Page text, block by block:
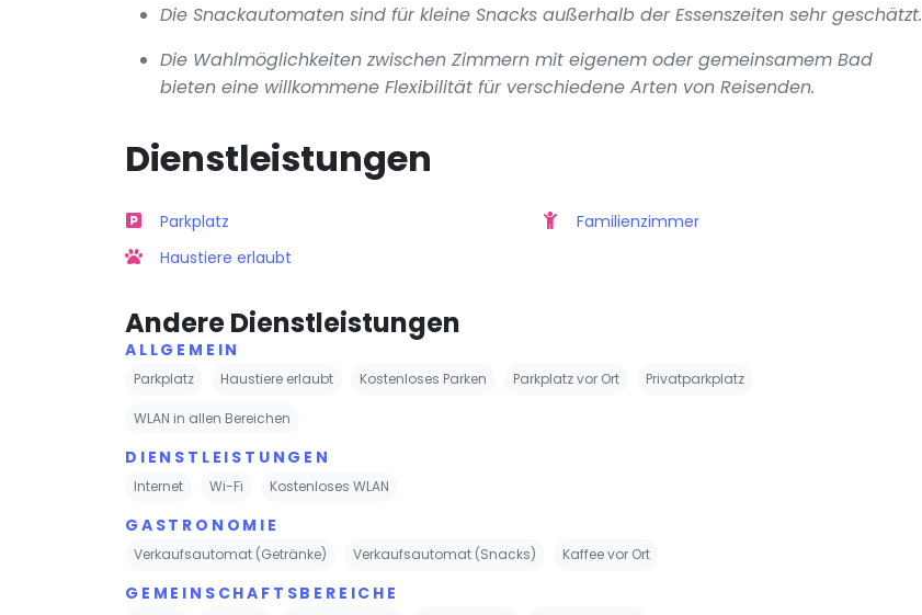
Die Snackautomaten sind für kleine Snacks außerhalb der Essenszeiten sehr geschätzt.
Die Wahlmöglichkeiten zwischen Zimmern mit eigenem oder gemeinsamem Bad
bieten eine willkommene Flexibilität für verschiedene Arten von Reisenden.
Dienstleistungen
Parkplatz
Haustiere erlaubt
Familienzimmer
Andere Dienstleistungen
ALLGEMEIN
Parkplatz Haustiere erlaubt Kostenloses Parken Parkplatz vor Ort Privatparkplatz
WLAN in allen Bereichen
DIENSTLEISTUNGEN
Internet Wi-Fi Kostenloses WLAN
GASTRONOMIE
Verkaufsautomat (Getränke) Verkaufsautomat (Snacks) Kaffee vor Ort
GEMEINSCHAFTSBEREICHE